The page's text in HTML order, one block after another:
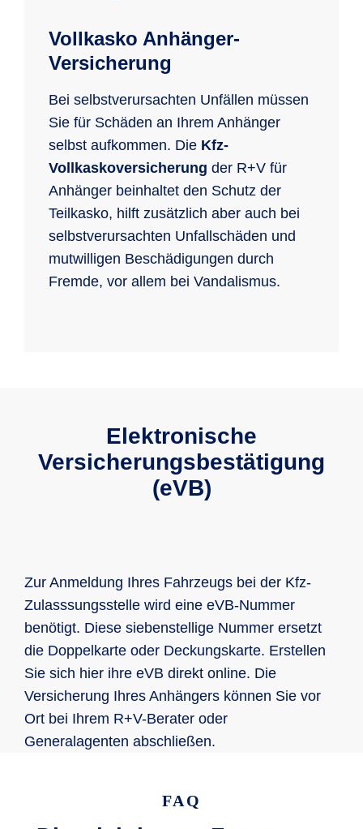
Vollkasko Anhänger-
Versicherung
Bei selbstverursachten Unfällen müssen
Sie für Schäden an Ihrem Anhänger
selbst aufkommen. Die Kfz-
Vollkaskoversicherung der R+V für
Anhänger beinhaltet den Schutz der
Teilkasko, hilft zusätzlich aber auch bei
selbstverursachten Unfallschäden und
mutwilligen Beschädigungen durch
Fremde, vor allem bei Vandalismus.
Elektronische
Versicherungs­bestätigung
(eVB)
Zur Anmeldung Ihres Fahrzeugs bei der Kfz-
Zulasssungsstelle wird eine eVB-Nummer
benötigt. Diese siebenstellige Nummer ersetzt
die Doppelkarte oder Deckungskarte. Erstellen
Sie sich hier ihre eVB direkt online. Die
Versicherung Ihres Anhängers können Sie vor
Ort bei Ihrem R+V-Berater oder
Generalagenten abschließen.
FAQ